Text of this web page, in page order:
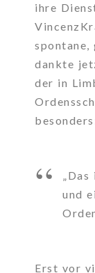
ihre
dankte
der in
und
Erst vor